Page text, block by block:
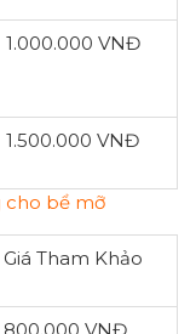
1.000.000 VNĐ
1.500.000 VNĐ
cho bể mỡ
Giá Tham Khảo